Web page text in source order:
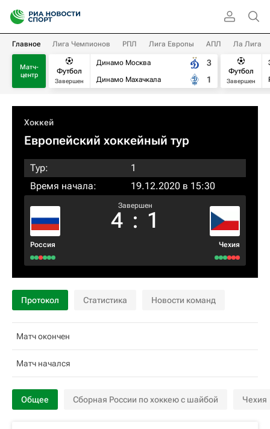
Главное Лига Чемпионов РПЛ Лига Европы АПЛ Ла Лига
Матч-
центр
Футбол
Завершен
Динамо Москва
Динамо Махачкала
3
1
Футбол
Завершен
Хоккей
Европейский хоккейный тур
Тур:
1
Время начала:
19.12.2020 в 15:30
Россия
Завершен
4 : 1
Чехия
Протокол Статистика Новости команд
Матч окончен
Матч начался
Общее Сборная России по хоккею с шайбой Чехия